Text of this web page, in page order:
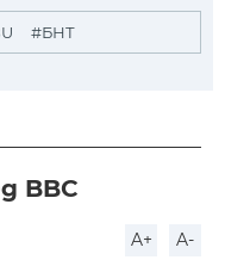
#БНТ
BBC
A+ A-